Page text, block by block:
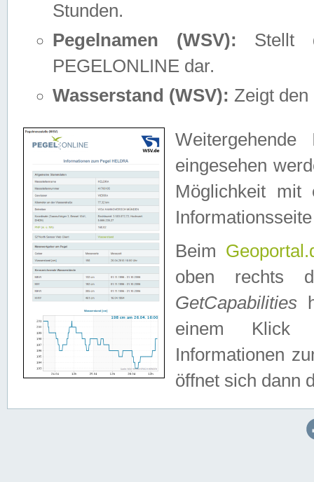
Stunden.
Pegelnamen (WSV): Stellt
PEGELONLINE dar.
Wasserstand (WSV): Zeigt den
eingesehen
Möglichkeit mit
Beim
oben rechts
GetCapabilities
einem Klick
Informationen
öffnet sich dann